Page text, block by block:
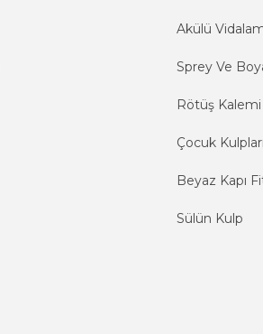
Akülü
Sprey Ve
Rötüş Kalemi
Çocuk Kulpları
Beyaz Kapı
Sülün Kulp